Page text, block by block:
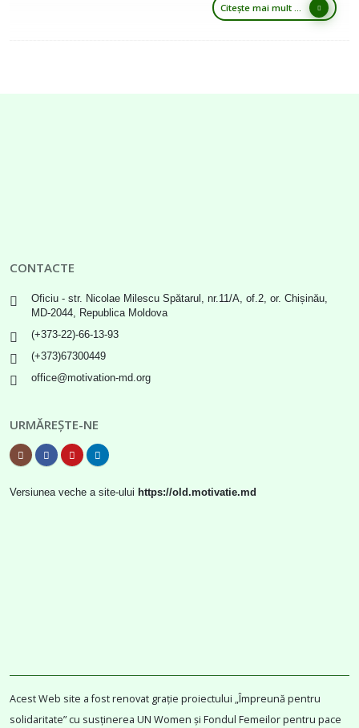
Citește mai mult ...
CONTACTE
Oficiu - str. Nicolae Milescu Spătarul, nr.11/A, of.2, or. Chișinău,
MD-2044, Republica Moldova
(+373-22)-66-13-93
(+373)67300449
office@motivation-md.org
URMĂREȘTE-NE
Versiunea veche a site-ului https://old.motivatie.md
Acest Web site a fost renovat grație proiectului „Împreună pentru
solidaritate” cu susținerea UN Women și Fondul Femeilor pentru pace